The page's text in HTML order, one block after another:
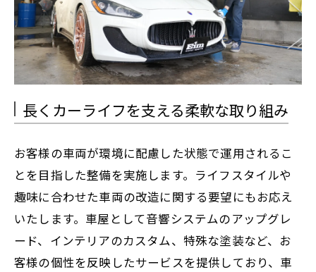
長くカーライフを支える柔軟な取り組み
お客様の車両が環境に配慮した状態で運用されるこ
とを目指した整備を実施します。ライフスタイルや
趣味に合わせた車両の改造に関する要望にもお応え
いたします。車屋として音響システムのアップグレ
ード、インテリアのカスタム、特殊な塗装など、お
客様の個性を反映したサービスを提供しており、車